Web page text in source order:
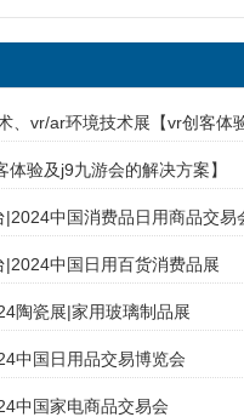
vr/ar环境技术展【vr创客体
验及j9九游会的解决方案】
中国消费品日用商品交易
中国日用百货消费品展
陶瓷展|家用玻璃制品展
中国日用品交易博览会
中国家电商品交易会